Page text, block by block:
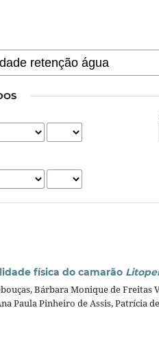
física do camarão
Bárbara Monique de
Paula Pinheiro de Assis, Patrícia